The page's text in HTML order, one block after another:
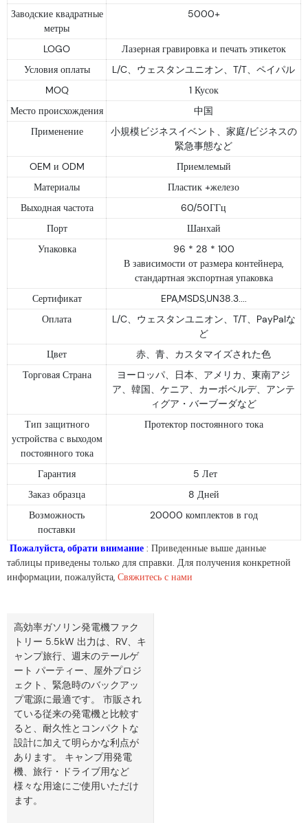
Заводские квадратные
метры
5000+
LOGO
Лазерная гравировка и печать этикеток
Условия оплаты
L/C、ウェスタンユニオン、T/T、ペイパル
MOQ
1 Кусок
Место происхождения
中国
Применение
小規模ビジネスイベント、家庭/ビジネスの
緊急事態など
OEM и ODM
Приемлемый
Материалы
Пластик +железо
Выходная частота
60/50ГГц
Порт
Шанхай
Упаковка
96 * 28 * 100
В зависимости от размера контейнера,
стандартная экспортная упаковка
Сертификат
EPA,MSDS,UN38.3....
Оплата
L/C、ウェスタンユニオン、T/T、PayPalな
ど
Цвет
赤、青、カスタマイズされた色
Торговая Страна
ヨーロッパ、日本、アメリカ、東南アジ
ア、韓国、ケニア、カーボベルデ、アンテ
ィグア・バーブーダなど
Тип защитного
устройства с выходом
постоянного тока
Протектор постоянного тока
Гарантия
5 Лет
Заказ образца
8 Дней
Возможность
поставки
20000 комплектов в год
Пожалуйста, обрати внимание : Приведенные выше данные
таблицы приведены только для справки. Для получения конкретной
информации, пожалуйста, Свяжитесь с нами
高効率ガソリン発電機ファク
トリー 5.5kW 出力は、RV、キ
ャンプ旅行、週末のテールゲ
ート パーティー、屋外プロジ
ェクト、緊急時のバックアッ
プ電源に最適です。 市販され
ている従来の発電機と比較す
ると、耐久性とコンパクトな
設計に加えて明らかな利点が
あります。 キャンプ用発電
機、旅行・ドライブ用など
様々な用途にご使用いただけ
ます。